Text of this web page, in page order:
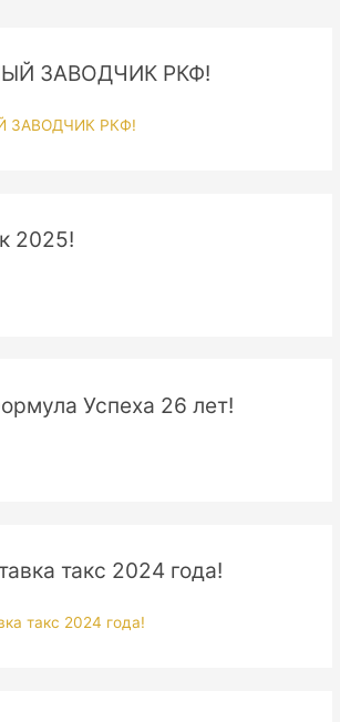
ЗАВОДЧИК РКФ!
2025!
Успеха 26 лет!
такс 2024 года!